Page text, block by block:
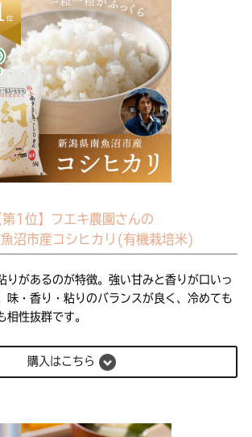
第1位】フエキ農園さんの
沼市産コシヒカリ(有機栽培米)
りがあるのが特徴。強い甘みと香りが口いっ
味・香り・粘りのバランスが良く、冷めても
相性抜群です。
購入はこちら